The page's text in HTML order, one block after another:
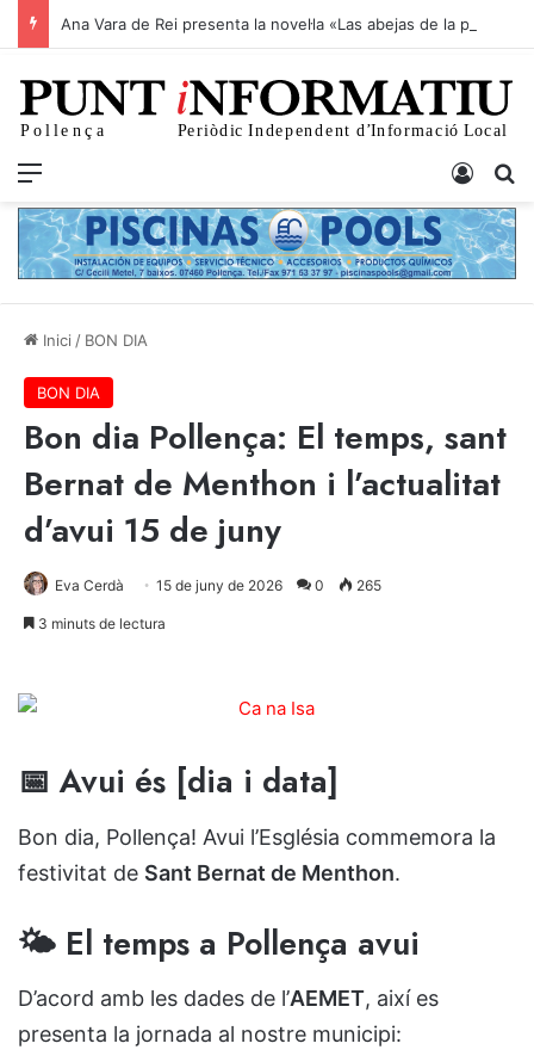
Menu
Inici / BON DIA
BON DIA
Bon dia Pollença: El temps, sant
Bernat de Menthon i l’actualitat
d’avui 15 de juny
Eva Cerdà 15 de juny de 2026 0 265
3 minuts de lectura
📅 Avui és [dia i data]
Bon dia, Pollença! Avui l’Església commemora la
festivitat de Sant Bernat de Menthon.
🌤️ El temps a Pollença avui
D’acord amb les dades de l’AEMET, així es
presenta la jornada al nostre municipi: